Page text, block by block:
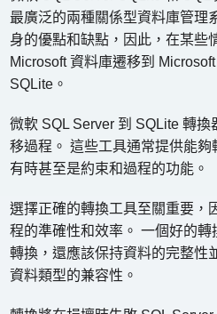
最廣泛的兩種關係型資料庫管理
身的優點和缺點，因此，在某些
Microsoft 資料庫遷移到
SQLite。
微軟 SQL Server 到 SQLite 轉
移過程。 這些工具通常提供能夠
有時甚至是約束和過程的功能。
選擇正確的轉換工具至關重要，
程的準確性和效率。 一個好的
轉換，還應該保持資料的完整性
資料類型的兼容性。